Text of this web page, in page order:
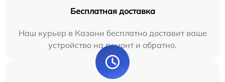
Бесплатная доставка
Наш курьер в Казани бесплатно доставит ваше
устройство на ремонт и обратно.